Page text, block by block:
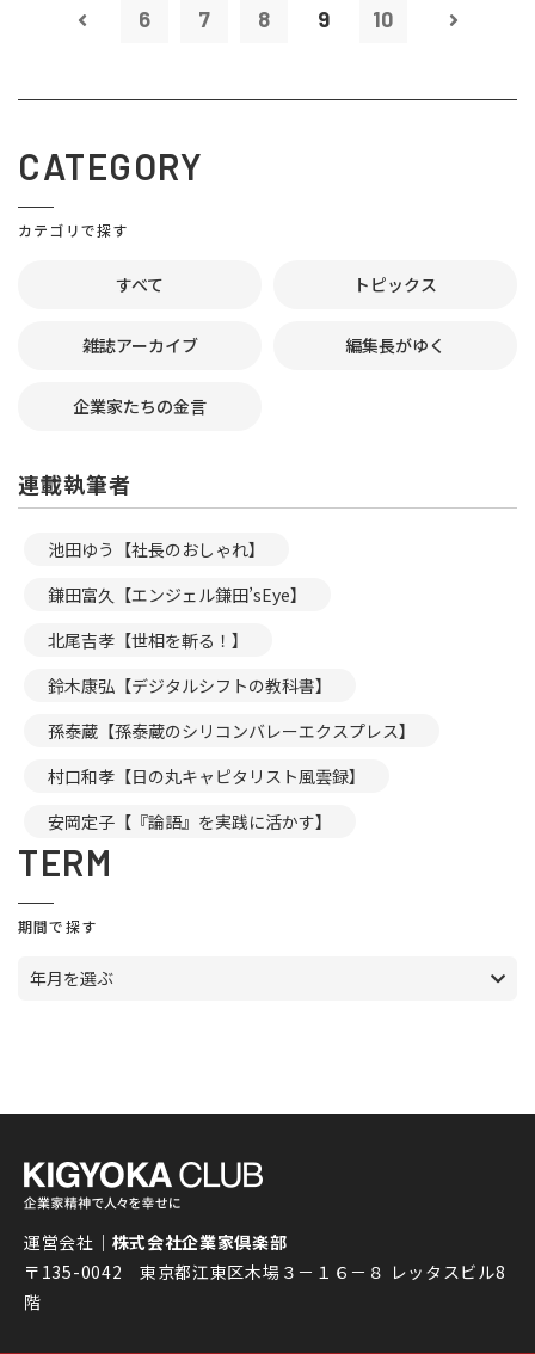
6 7 8 9 10
CATEGORY
カテゴリで探す
すべて トピックス
雑誌アーカイブ 編集長がゆく
企業家たちの金言
連載執筆者
池田ゆう【社長のおしゃれ】
鎌田富久【エンジェル鎌田’sEye】
北尾吉孝【世相を斬る！】
鈴木康弘【デジタルシフトの教科書】
孫泰蔵【孫泰蔵のシリコンバレーエクスプレス】
村口和孝【日の丸キャピタリスト風雲録】
安岡定子【『論語』を実践に活かす】
TERM
期間で探す
年月を選ぶ
運営会社｜ 株式会社企業家倶楽部
〒135-0042 東京都江東区木場３－１６－８ レッタスビル8
階